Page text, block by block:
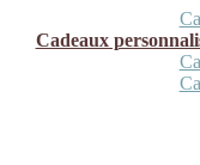
Cadeaux